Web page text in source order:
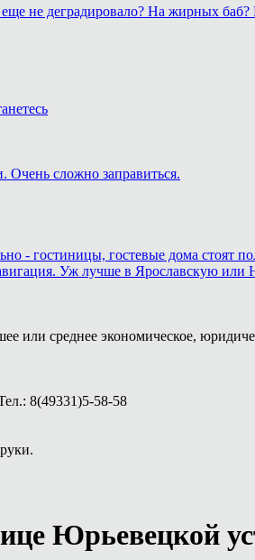
еще не деградировало? На жирных
Очень сложно заправиться.
- гостиницы, гостевые дома
Уж лучше в Ярославскую или
или среднее экономическое,
8(49331)5-58-58
Юрьевецкой